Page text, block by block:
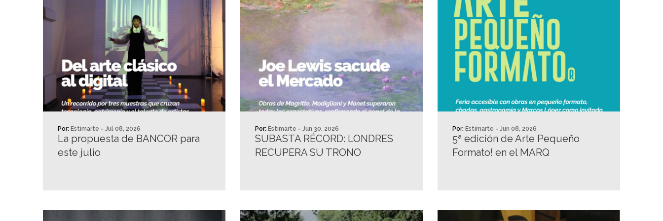
Por: Estimarte - Jul 08, 2026
La propuesta de BANCOR para
este julio
Por: Estimarte - Jun 30, 2026
SUBASTA RÉCORD: LONDRES
RECUPERA SU TRONO
Por: Estimarte - Jun 08, 2026
5ª edición de Arte Pequeño
Formato! en el MARQ